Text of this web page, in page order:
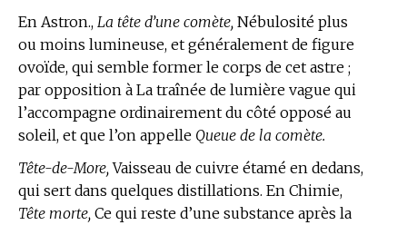
En Astron., La tête d’une comète, Nébulosité plus
ou moins lumineuse, et généralement de figure
ovoïde, qui semble former le corps de cet astre ;
par opposition à La traînée de lumière vague qui
l’accompagne ordinairement du côté opposé au
soleil, et que l’on appelle Queue de la comète.
Tête-de-More, Vaisseau de cuivre étamé en dedans,
qui sert dans quelques distillations. En Chimie,
Tête morte, Ce qui reste d’une substance après la